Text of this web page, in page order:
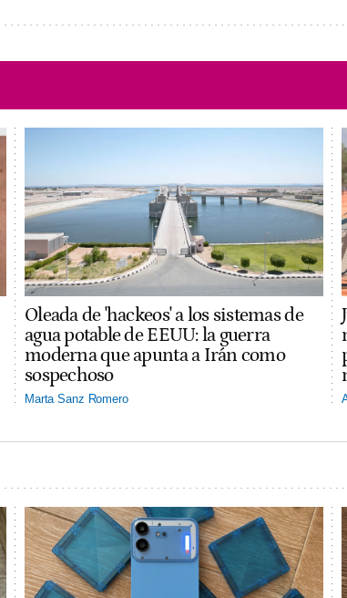
Oleada de 'hackeos' a los sistemas de
agua potable de EEUU: la guerra
moderna que apunta a Irán como
sospechoso
Marta Sanz Romero